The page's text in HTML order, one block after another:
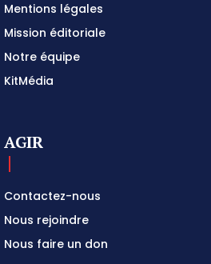
Mentions légales
Mission éditoriale
Notre équipe
KitMédia
AGIR
Contactez-nous
Nous rejoindre
Nous faire un don